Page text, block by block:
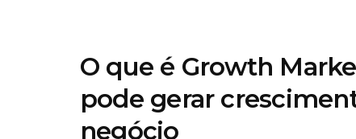
O que é Growth
pode gerar
negócio